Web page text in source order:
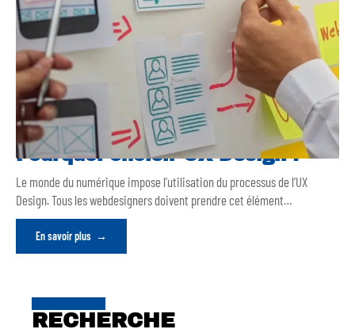
Pourquoi choisir UX Design ?
Le monde du numérique impose l’utilisation du processus de l’UX
Design. Tous les webdesigners doivent prendre cet élément…
En savoir plus
RECHERCHE